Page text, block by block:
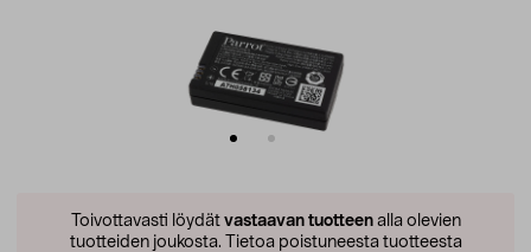
Toivottavasti löydät vastaavan tuotteenalla olevien
tuotteiden joukosta. Tietoa poistuneesta tuotteesta